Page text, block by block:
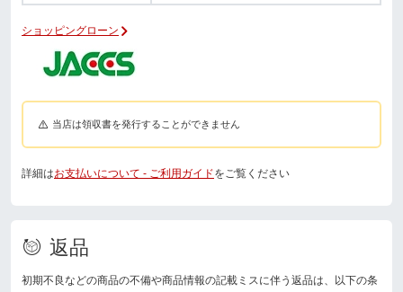
ショッピングローン
当店は領収書を発行することができません
詳細はお支払いについて - ご利用ガイドをご覧ください
返品
初期不良などの商品の不備や商品情報の記載ミスに伴う返品は、以下の条